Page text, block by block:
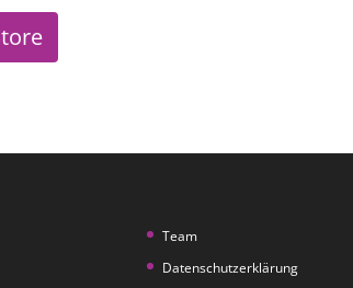
Team
Datenschutzerklärung